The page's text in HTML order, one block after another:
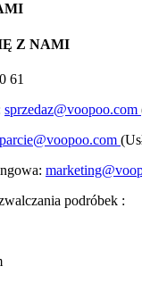
Z NAMI
61
sprzedaz@voopoo.com
podróbek :